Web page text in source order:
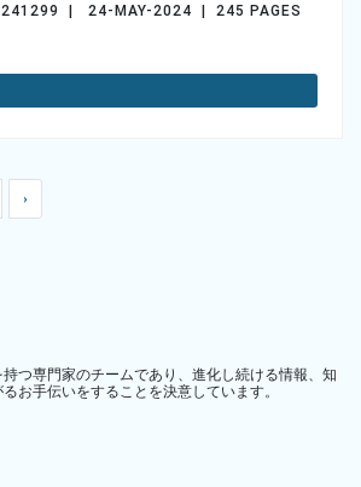
| 24-MAY-2024 | 245 PAGES
›
つ専門家のチームであり、進化し続ける情報、知
お手伝いをすることを決意しています。